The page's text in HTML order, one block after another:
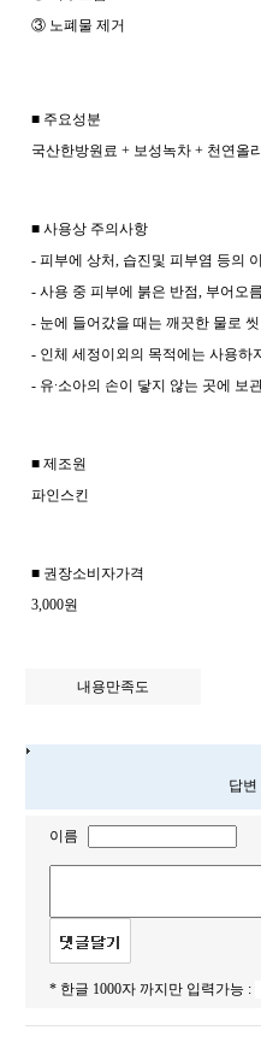
③ 노폐물 제거
■ 주요성분
국산한방원료 + 보성녹차 + 천연올
■ 사용상 주의사항
- 피부에 상처, 습진및 피부염 등의
- 사용 중 피부에 붉은 반점, 부어오
- 눈에 들어갔을 때는 깨끗한 물로
- 인체 세정이외의 목적에는 사용하
- 유∙소아의 손이 닿지 않는 곳에 보
■ 제조원
파인스킨
■ 권장소비자가격
3,000원
내용만족도
답
이름
* 한글 1000자 까지만 입력가능 :